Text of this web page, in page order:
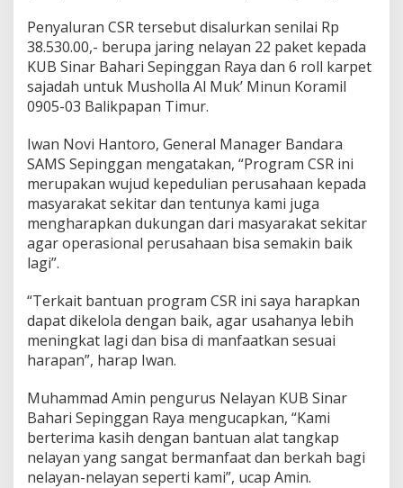
Penyaluran CSR tersebut disalurkan senilai Rp
38.530.00,- berupa jaring nelayan 22 paket kepada
KUB Sinar Bahari Sepinggan Raya dan 6 roll karpet
sajadah untuk Musholla Al Muk’ Minun Koramil
0905-03 Balikpapan Timur.
Iwan Novi Hantoro, General Manager Bandara
SAMS Sepinggan mengatakan, “Program CSR ini
merupakan wujud kepedulian perusahaan kepada
masyarakat sekitar dan tentunya kami juga
mengharapkan dukungan dari masyarakat sekitar
agar operasional perusahaan bisa semakin baik
lagi”.
“Terkait bantuan program CSR ini saya harapkan
dapat dikelola dengan baik, agar usahanya lebih
meningkat lagi dan bisa di manfaatkan sesuai
harapan”, harap Iwan.
Muhammad Amin pengurus Nelayan KUB Sinar
Bahari Sepinggan Raya mengucapkan, “Kami
berterima kasih dengan bantuan alat tangkap
nelayan yang sangat bermanfaat dan berkah bagi
nelayan-nelayan seperti kami”, ucap Amin.